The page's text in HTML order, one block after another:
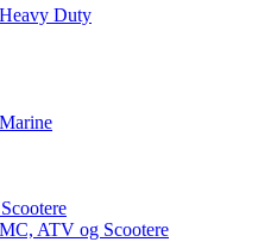
Heavy Duty
Marine
MC, ATV og Scootere